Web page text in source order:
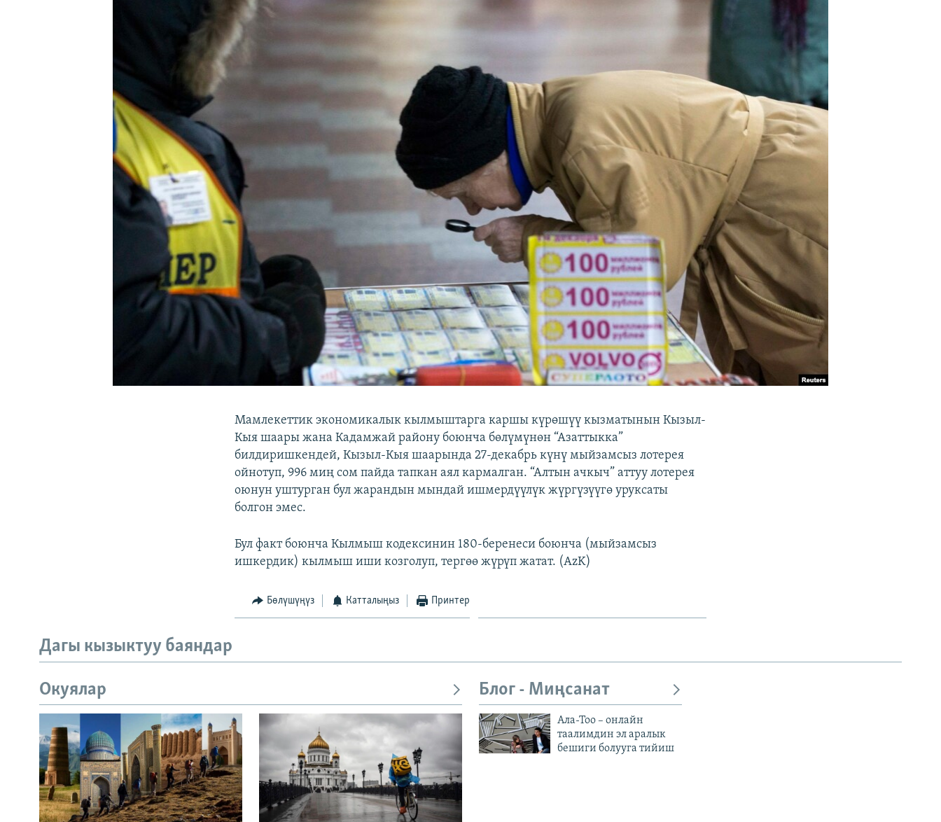
Мамлекеттик экономикалык кылмыштарга каршы күрөшүү кызматынын Кызыл-
Кыя шаары жана Кадамжай району боюнча бөлүмүнөн “Азаттыкка”
билдиришкендей, Кызыл-Кыя шаарында 27-декабрь күнү мыйзамсыз лотерея
ойнотуп, 996 миң сом пайда тапкан аял кармалган. “Алтын ачкыч” аттуу лотерея
оюнун уштурган бул жарандын мындай ишмердүүлүк жүргүзүүгө уруксаты
болгон эмес.
Бул факт боюнча Кылмыш кодексинин 180-беренеси боюнча (мыйзамсыз
ишкердик) кылмыш иши козголуп, тергөө жүрүп жатат. (AzK)
Бөлүшүңүз Катталыңыз Принтер
Дагы кызыктуу баяндар
Окуялар Блог - Миңсанат
Ала-Тоо – онлайн
таалимдин эл аралык
бешиги болууга тийиш